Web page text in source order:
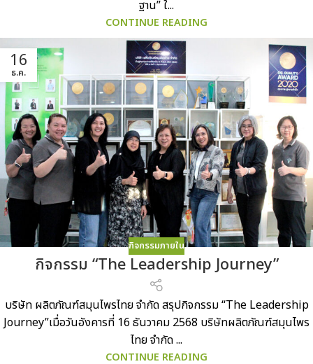
ฐาน” ใ...
CONTINUE READING
16
ธ.ค.
กิจกรรมภายใน
กิจกรรม “The Leadership Journey”
บริษัท ผลิตภัณฑ์สมุนไพรไทย จำกัด สรุปกิจกรรม “The Leadership
Journey”เมื่อวันอังคารที่ 16 ธันวาคม 2568 บริษัทผลิตภัณฑ์สมุนไพร
ไทย จำกัด ...
CONTINUE READING